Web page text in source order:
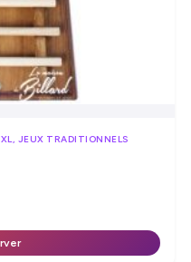
JEUX TRADITIONNELS